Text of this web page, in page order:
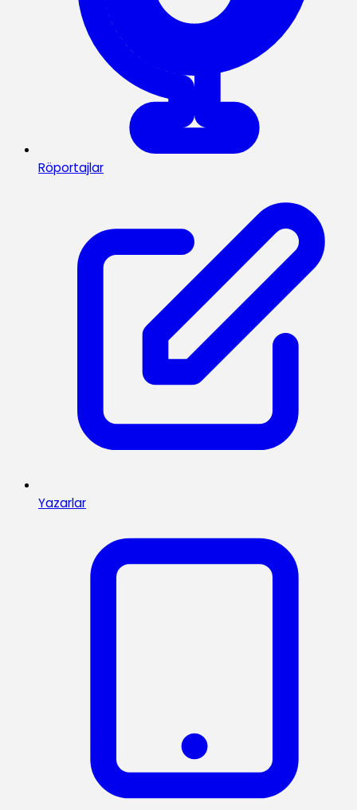
Röportajlar
Yazarlar